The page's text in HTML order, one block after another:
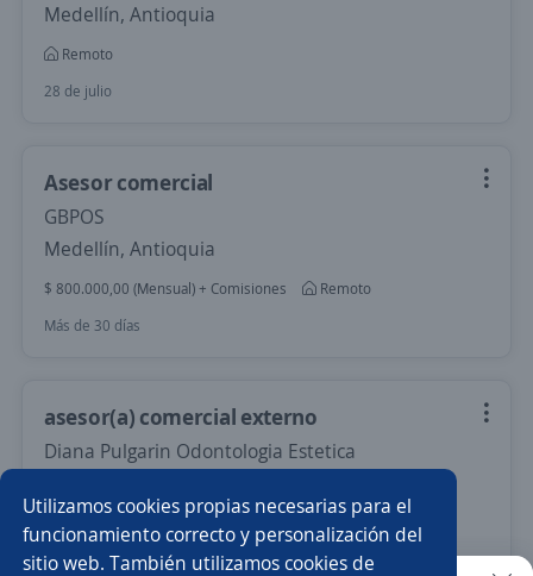
Utilizamos cookies propias necesarias para el
funcionamiento correcto y personalización del
sitio web. También utilizamos cookies de
Medellín, Antioquia
Remoto
28 de julio
Asesor comercial
GBPOS
Medellín, Antioquia
$ 800.000,00 (Mensual) + Comisiones
Remoto
Más de 30 días
asesor(a) comercial externo
Diana Pulgarin Odontologia Estetica
Remoto
Más de 30 días